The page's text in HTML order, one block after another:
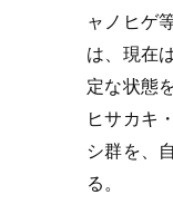
ャノヒゲ
は、現在
定な状態
ヒサカキ
シ群を、
る。